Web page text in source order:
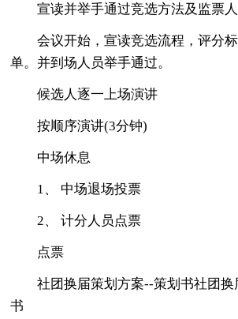
宣读并举手通过竞选方法及监票
会议开始，宣读竞选流程，评分
单。并到场人员举手通过。
候选人逐一上场演讲
按顺序演讲(3分钟)
中场休息
1、 中场退场投票
2、 计分人员点票
点票
社团换届策划方案--策划书社团换
书